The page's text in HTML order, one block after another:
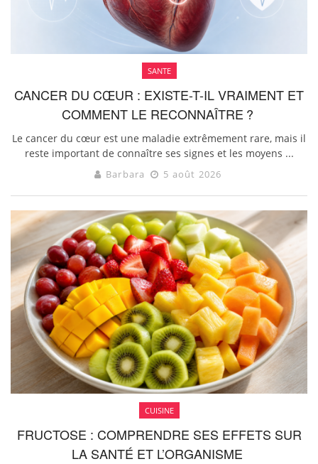
SANTE
CANCER DU CŒUR : EXISTE-T-IL VRAIMENT ET
COMMENT LE RECONNAÎTRE ?
Le cancer du cœur est une maladie extrêmement rare, mais il
reste important de connaître ses signes et les moyens ...
Barbara 5 août 2026
CUISINE
FRUCTOSE : COMPRENDRE SES EFFETS SUR
LA SANTÉ ET L’ORGANISME